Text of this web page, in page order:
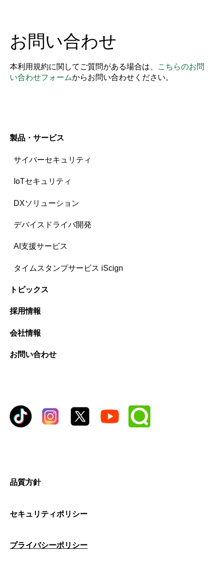
お問い合わせ
本利用規約に関してご質問がある場合は、
こちらのお問
い合わせフォームからお問い合わせください。
製品・サービス
サイバーセキュリティ
IoTセキュリティ
DXソリューション
デバイスドライバ開発
AI支援サービス
タイムスタンプサービス iScign
トピックス
採用情報
会社情報
お問い合わせ
品質方針
セキュリティポリシー
プライバシーポリシー